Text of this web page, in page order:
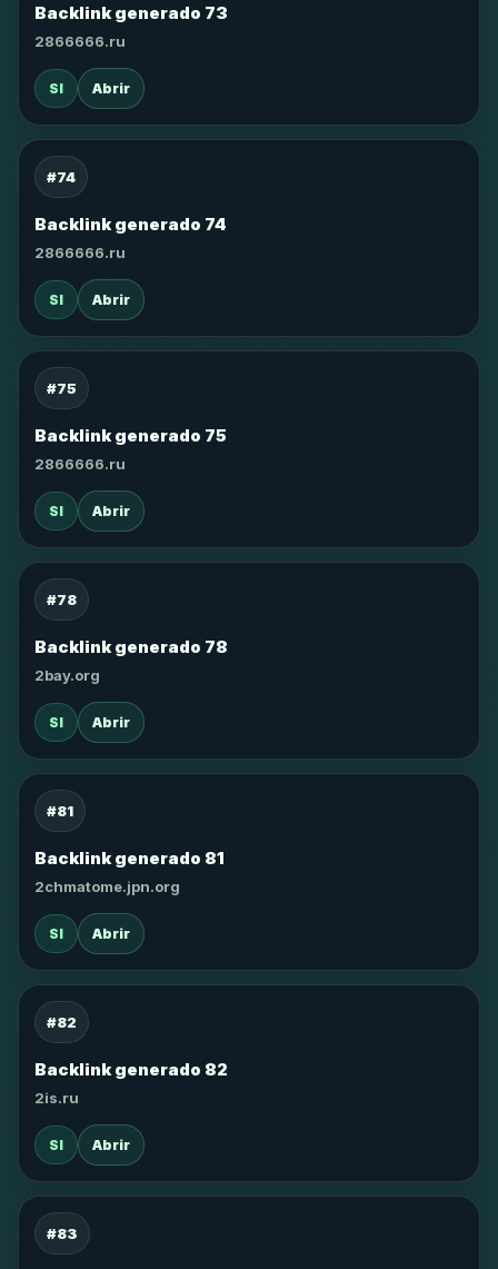
Backlink generado 73
2866666.ru
SI Abrir
#74
Backlink generado 74
2866666.ru
SI Abrir
#75
Backlink generado 75
2866666.ru
SI Abrir
#78
Backlink generado 78
2bay.org
SI Abrir
#81
Backlink generado 81
2chmatome.jpn.org
SI Abrir
#82
Backlink generado 82
2is.ru
SI Abrir
#83